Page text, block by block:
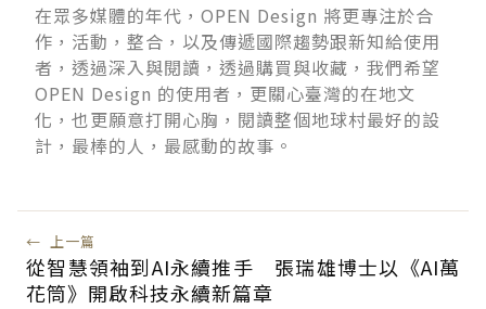
在眾多媒體的年代，OPEN Design 將更專注於合
作，活動，整合，以及傳遞國際趨勢跟新知給使用
者，透過深入與閱讀，透過購買與收藏，我們希望
OPEN Design 的使用者，更關心臺灣的在地文
化，也更願意打開心胸，閱讀整個地球村最好的設
計，最棒的人，最感動的故事。
← 上一篇
從智慧領袖到AI永續推手 張瑞雄博士以《AI萬
花筒》開啟科技永續新篇章